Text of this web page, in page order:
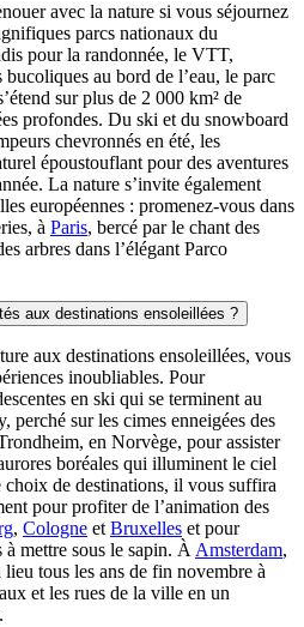
avec la nature si vous séjournez
parcs nationaux du
pour la randonnée, le VTT,
bucoliques au bord de l’eau, le parc
sur plus de 2 000 km² de
profondes. Du ski et du snowboard
chevronnés en été, les
époustouflant pour des aventures
La nature s’invite également
européennes : promenez-vous dans
à Paris, bercé par le chant des
arbres dans l’élégant Parco
aux destinations ensoleillées ?
aux destinations ensoleillées, vous
inoubliables. Pour
en ski qui se terminent au
perché sur les cimes enneigées des
en Norvège, pour assister
boréales qui illuminent le ciel
de destinations, il vous suffira
pour profiter de l’animation des
, Cologne et Bruxelles et pour
mettre sous le sapin. À Amsterdam,
tous les ans de fin novembre à
et les rues de la ville en un